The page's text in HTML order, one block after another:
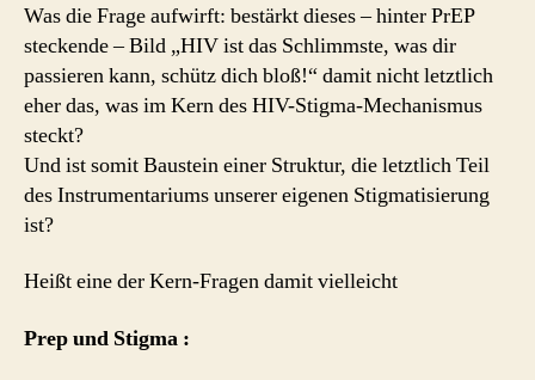
Was die Frage aufwirft: bestärkt dieses – hinter PrEP
steckende – Bild „HIV ist das Schlimmste, was dir
passieren kann, schütz dich bloß!“ damit nicht letztlich
eher das, was im Kern des HIV-Stigma-Mechanismus
steckt?
Und ist somit Baustein einer Struktur, die letztlich Teil
des Instrumentariums unserer eigenen Stigmatisierung
ist?
Heißt eine der Kern-Fragen damit vielleicht
Prep und Stigma :